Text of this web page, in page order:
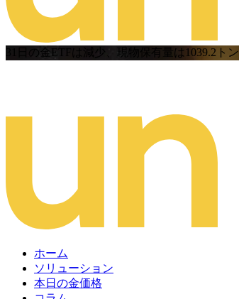
31日の金ETFは減少、現物保有量は1039.2トン
ホーム
ソリューション
本日の金価格